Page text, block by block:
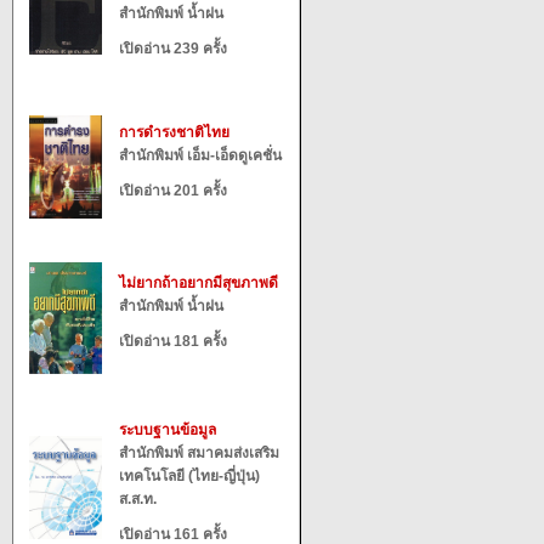
สำนักพิมพ์ น้ำฝน
เปิดอ่าน 239 ครั้ง
การดำรงชาติไทย
สำนักพิมพ์ เอ็ม-เอ็ดดูเคชั่น
เปิดอ่าน 201 ครั้ง
ไม่ยากถ้าอยากมีสุขภาพดี
สำนักพิมพ์ น้ำฝน
เปิดอ่าน 181 ครั้ง
ระบบฐานข้อมูล
สำนักพิมพ์ สมาคมส่งเสริม
เทคโนโลยี (ไทย-ญี่ปุ่น)
ส.ส.ท.
เปิดอ่าน 161 ครั้ง